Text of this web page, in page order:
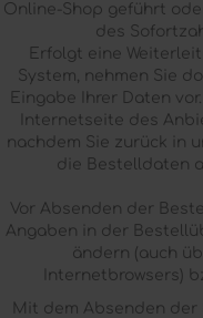
Online-Shop geführt
des
Erfolgt eine
System, nehmen Sie
Eingabe Ihrer Daten
Internetseite des
nachdem Sie zurück in
die Bestelldaten
Vor Absenden der
Angaben in der
ändern (auch
Internetbrowsers)
Mit dem Absenden